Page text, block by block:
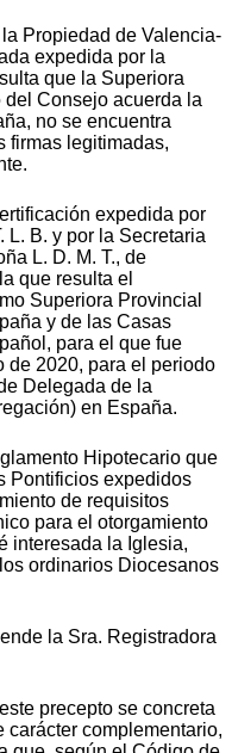
Propiedad de Valencia-
expedida por la
que la Superiora
Consejo acuerda la
no se encuentra
firmas legitimadas,
expedida por
L. B. y por la Secretaria
L. D. M. T., de
que resulta el
Superiora Provincial
y de las Casas
para el que fue
de 2020, para el periodo
Delegada de la
en España.
Hipotecario que
Pontificios expedidos
de requisitos
para el otorgamiento
interesada la Iglesia,
ordinarios Diocesanos
la Sra. Registradora
precepto se concreta
complementario,